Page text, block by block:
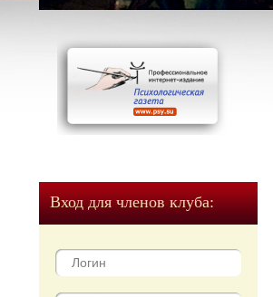
Вход для членов клуба: